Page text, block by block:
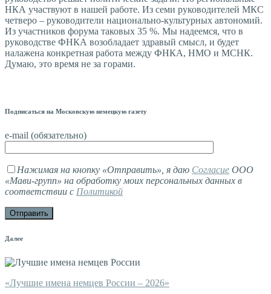
НКА участвуют в нашей работе. Из семи руководителей МКС
четверо – руководители национально-культурных автономий.
Из участников форума таковых 35 %. Мы надеемся, что в
руководстве ФНКА возобладает здравый смысл, и будет
налажена конкретная работа между ФНКА, НМО и МСНК.
Думаю, это время не за горами.
Подписаться на Московскую немецкую газету
e-mail (обязательно)
Нажимая на кнопку «Отправить», я даю Согласие ООО
«Мави-групп» на обработку моих персональных данных в
соответствии с Политикой
Далее
«Лучшие имена немцев России – 2026»